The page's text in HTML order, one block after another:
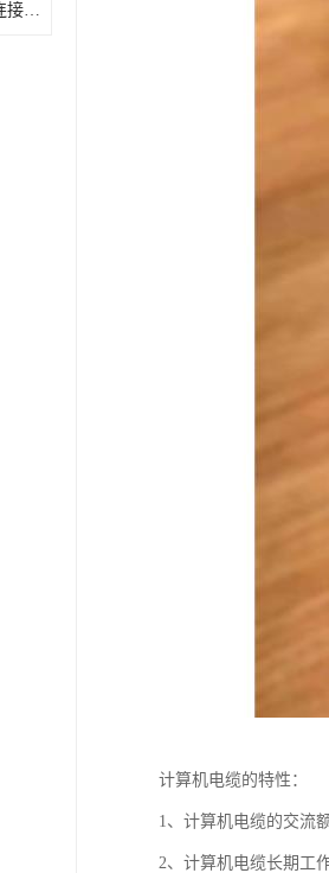
珠江电线电缆 款式多样 连接可靠安全
计算机电缆的特性：
1、计算机电缆的交流
2、计算机电缆长期工